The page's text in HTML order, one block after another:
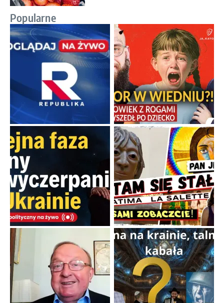
Popularne